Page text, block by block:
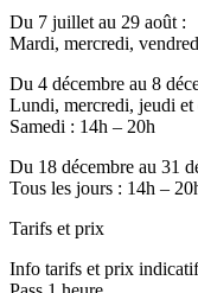
Du 7 juillet au 29 août :
Mardi, mercredi,
Du 4 décembre au 8
Lundi, mercredi, jeudi
Samedi : 14h – 20h
Du 18 décembre au 31
Tous les jours : 14h –
Tarifs et prix
Info tarifs et prix